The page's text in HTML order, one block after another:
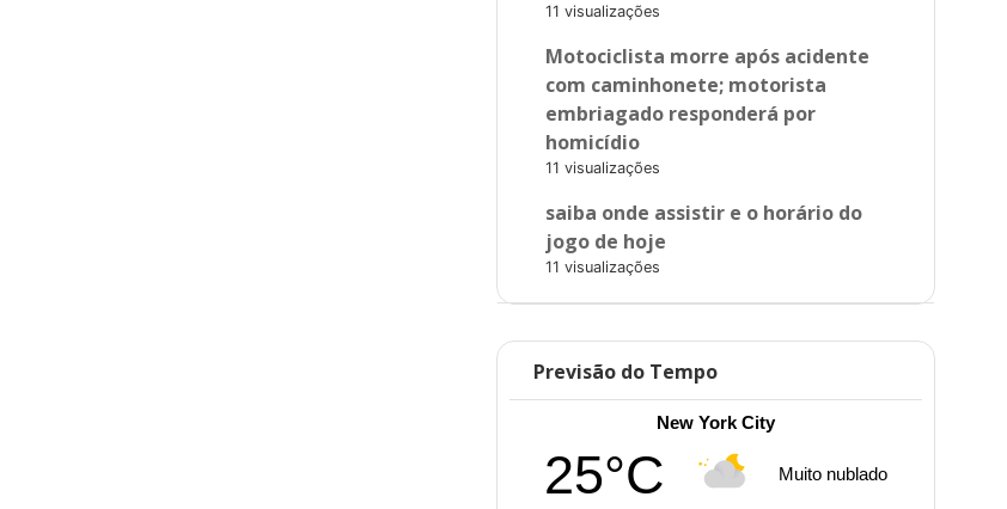
11 visualizações
Motociclista morre após acidente
com caminhonete; motorista
embriagado responderá por
homicídio
11 visualizações
saiba onde assistir e o horário do
jogo de hoje
11 visualizações
Previsão do Tempo
New York City
25°C Muito nublado